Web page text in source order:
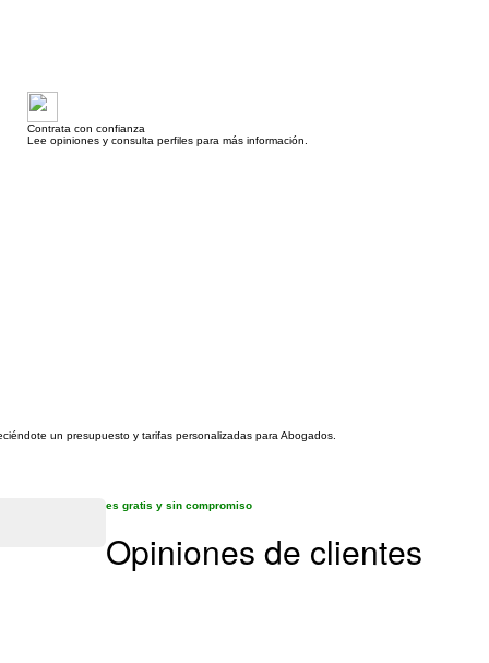
Contrata con confianza
Lee opiniones y consulta perfiles para más información.
un presupuesto y tarifas personalizadas para Abogados.
es gratis y sin compromiso
Opiniones de clientes